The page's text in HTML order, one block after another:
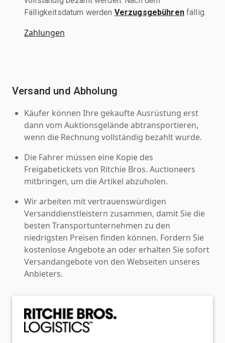
Fälligkeitsdatum werden Verzugsgebührenfällig.
Zahlungen
Versand und Abholung
Käufer können Ihre gekaufte Ausrüstung erst
dann vom Auktionsgelände abtransportieren,
wenn die Rechnung vollständig bezahlt wurde.
Die Fahrer müssen eine Kopie des
Freigabetickets von Ritchie Bros. Auctioneers
mitbringen, um die Artikel abzuholen.
Wir arbeiten mit vertrauenswürdigen
Versanddienstleistern zusammen, damit Sie die
besten Transportunternehmen zu den
niedrigsten Preisen finden können. Fordern Sie
kostenlose Angebote an oder erhalten Sie sofort
Versandangebote von den Webseiten unseres
Anbieters.